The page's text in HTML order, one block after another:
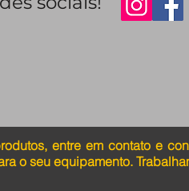
entre em contato e
o seu equipamento.